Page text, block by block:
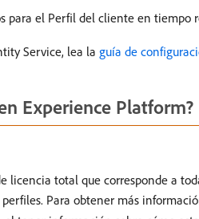
para el Perfil del cliente en tiempo
Service, lea la guía de
Experience Platform?
licencia total que corresponde a
Para obtener más